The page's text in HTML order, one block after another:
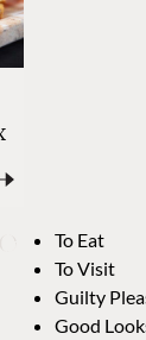
To Eat
To Visit
Guilty
Good